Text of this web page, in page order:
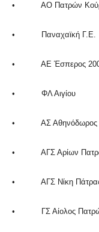
• ΑΟ Πατρών
• Παναχαϊκή Γ.Ε.
• ΑΕ Έσπερος
• ΦΛ Αιγίου
• ΑΣ Αθηνόδωρος ο
• ΑΓΣ Αρίων
• ΑΓΣ Νίκη
• ΓΣ Αίολος